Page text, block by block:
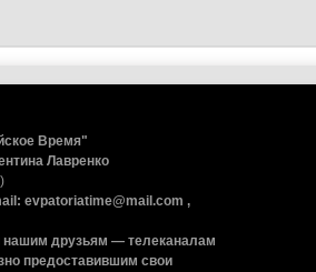
Время"
Лавренко
evpatoriatime@mail.com ,
нашим друзьям — телеканалам
предоставившим свои